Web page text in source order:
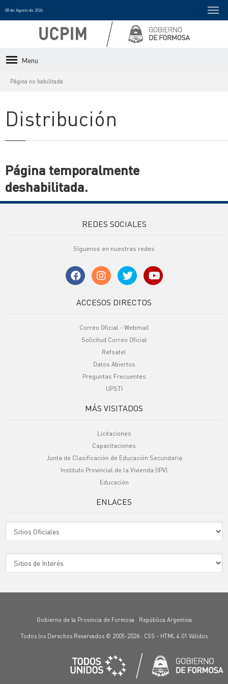
08 de Agosto de 2026
Menu
Página no habilitada
Distribución
Página temporalmente
deshabilitada.
REDES SOCIALES
Síguenos en nuestras redes
ACCESOS DIRECTOS
Correo Oficial - Webmail
Solicitud Correo Oficial
Refsatel
Datos Abiertos
Preguntas Frecuentes
UPSTI
MÁS VISITADOS
Licitaciones
Capacitaciones
Junta de Clasificación de Educación Secundaria
Instituto Provincial de la Vivienda (IPV)
Educación
ENLACES
Gobierno de la Provincia de Formosa · República Argentina
Todos los Derechos Reservados © 2005-2026 · CSS - HTML 4.01 Válidos